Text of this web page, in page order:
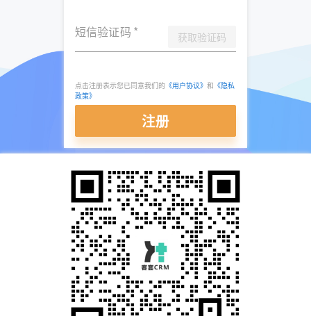
短信验证码 * 获取验证码
点击注册表示您已同意我们的 《用户协议》 和 《隐私
政策》
注册